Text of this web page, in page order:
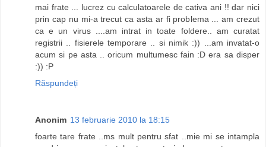
mai frate ... lucrez cu calculatoarele de cativa ani !! dar nici
prin cap nu mi-a trecut ca asta ar fi problema ... am crezut
ca e un virus ....am intrat in toate foldere.. am curatat
registrii .. fisierele temporare .. si nimik :)) ...am invatat-o
acum si pe asta .. oricum multumesc fain :D era sa disper
:)) :P
Răspundeți
Anonim 13 februarie 2010 la 18:15
foarte tare frate ..ms mult pentru sfat ..mie mi se intampla